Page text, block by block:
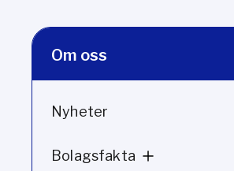
Om oss
Nyheter
Bolagsfakta